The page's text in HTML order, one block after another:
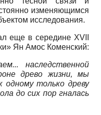
изменяющимся
исследования.
еще в середине XVII
Ян Амос Коменский:
наследственной
древо жизни, мы
одному только древу
до сих пор гналась